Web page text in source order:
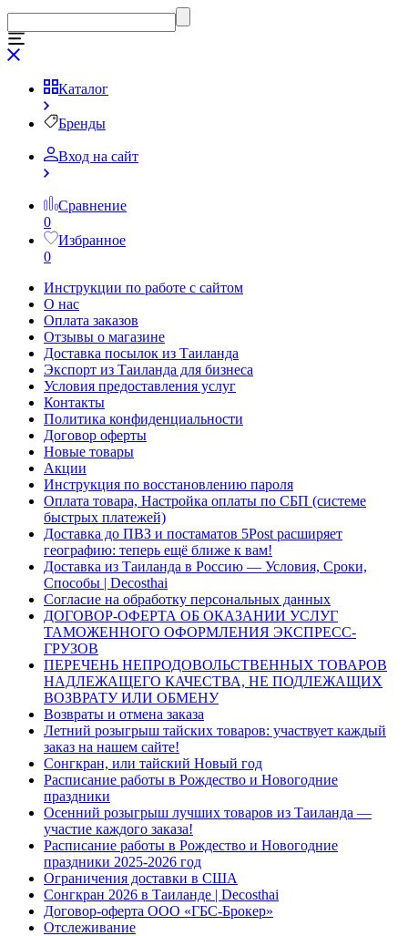
Каталог
Бренды
Вход на сайт
Сравнение
0
Избранное
0
Инструкции по работе с сайтом
О нас
Оплата заказов
Отзывы о магазине
Доставка посылок из Таиланда
Экспорт из Таиланда для бизнеса
Условия предоставления услуг
Контакты
Политика конфиденциальности
Договор оферты
Новые товары
Акции
Инструкция по восстановлению пароля
Оплата товара, Настройка оплаты по СБП (системе
быстрых платежей)
Доставка до ПВЗ и постаматов 5Post расширяет
географию: теперь ещё ближе к вам!
Доставка из Таиланда в Россию — Условия, Сроки,
Способы | Decosthai
Согласие на обработку персональных данных
ДОГОВОР-ОФЕРТА ОБ ОКАЗАНИИ УСЛУГ
ТАМОЖЕННОГО ОФОРМЛЕНИЯ ЭКСПРЕСС-
ГРУЗОВ
ПЕРЕЧЕНЬ НЕПРОДОВОЛЬСТВЕННЫХ ТОВАРОВ
НАДЛЕЖАЩЕГО КАЧЕСТВА, НЕ ПОДЛЕЖАЩИХ
ВОЗВРАТУ ИЛИ ОБМЕНУ
Возвраты и отмена заказа
Летний розыгрыш тайских товаров: участвует каждый
заказ на нашем сайте!
Сонгкран, или тайский Новый год
Расписание работы в Рождество и Новогодние
праздники
Осенний розыгрыш лучших товаров из Таиланда —
участие каждого заказа!
Расписание работы в Рождество и Новогодние
праздники 2025-2026 год
Ограничения доставки в США
Сонгкран 2026 в Таиланде | Decosthai
Договор-оферта ООО «ГБС-Брокер»
Отслеживание